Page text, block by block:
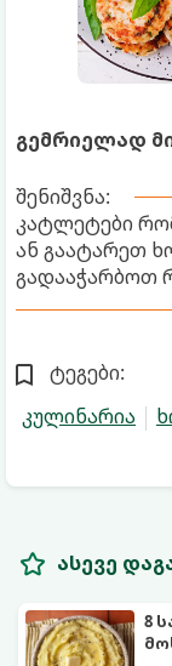
გემრიელად
შენიშვნა:
კატლეტები
ან გაატარეთ
გადააჭარბოთ
ტეგები:
კულინარია
ასევე
8